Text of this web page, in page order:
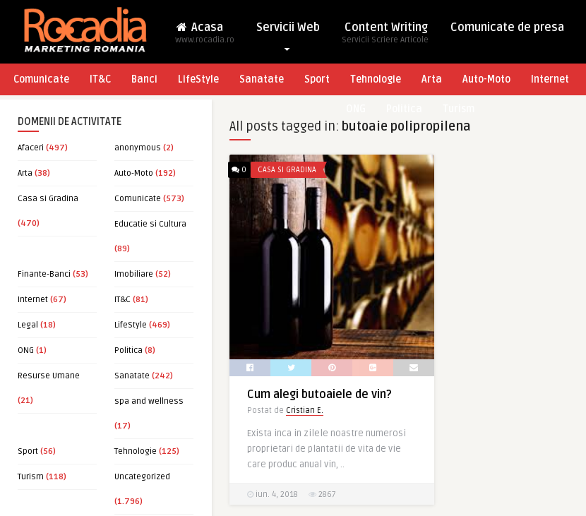
Acasa
www.rocadia.ro
Servicii Web Content Writing
Servicii Scriere Articole
Comunicate de presa
Comunicate IT&C Banci LifeStyle Sanatate Sport Tehnologie Arta Auto-Moto Internet
DOMENII DE ACTIVITATE
Afaceri (497) anonymous (2)
Arta (38) Auto-Moto (192)
Casa si Gradina
(470)
Comunicate (573)
Educatie si Cultura
(89)
Finante-Banci (53) Imobiliare (52)
Internet (67) IT&C (81)
Legal (18) LifeStyle (469)
ONG (1) Politica (8)
Resurse Umane
(21)
Sanatate (242)
spa and wellness
(17)
Sport (56) Tehnologie (125)
Turism (118) Uncategorized
(1.796)
All posts tagged in: butoaie polipropilena
0 CASA SI GRADINA
Cum alegi butoaiele de vin?
Postat de Cristian E.
Exista inca in zilele noastre numerosi
proprietari de plantatii de vita de vie
care produc anual vin, ..
iun. 4, 2018 2867